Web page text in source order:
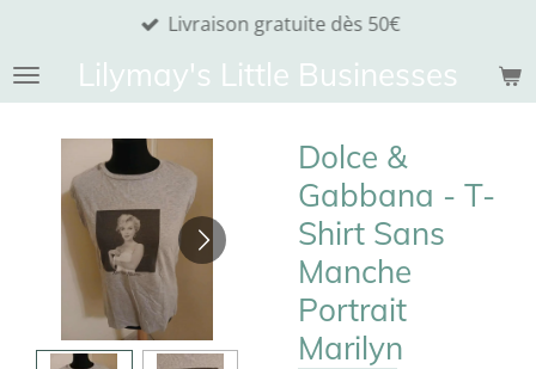
contenuLilymay's Little Businesses
Livraison gratuite dès 50€
Dolce &
Gabbana - T-
Shirt Sans
Manche
Portrait
Marilyn